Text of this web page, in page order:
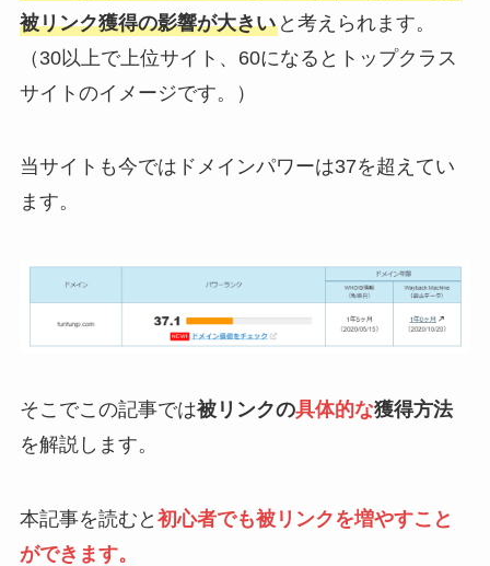
被リンク獲得の影響が大きいと考えられます。
（30以上で上位サイト、60になるとトップクラス
サイトのイメージです。）
当サイトも今ではドメインパワーは37を超えてい
ます。
そこでこの記事では被リンクの具体的な獲得方法
を解説します。
本記事を読むと 初心者でも被リンクを増やすこと
ができます。